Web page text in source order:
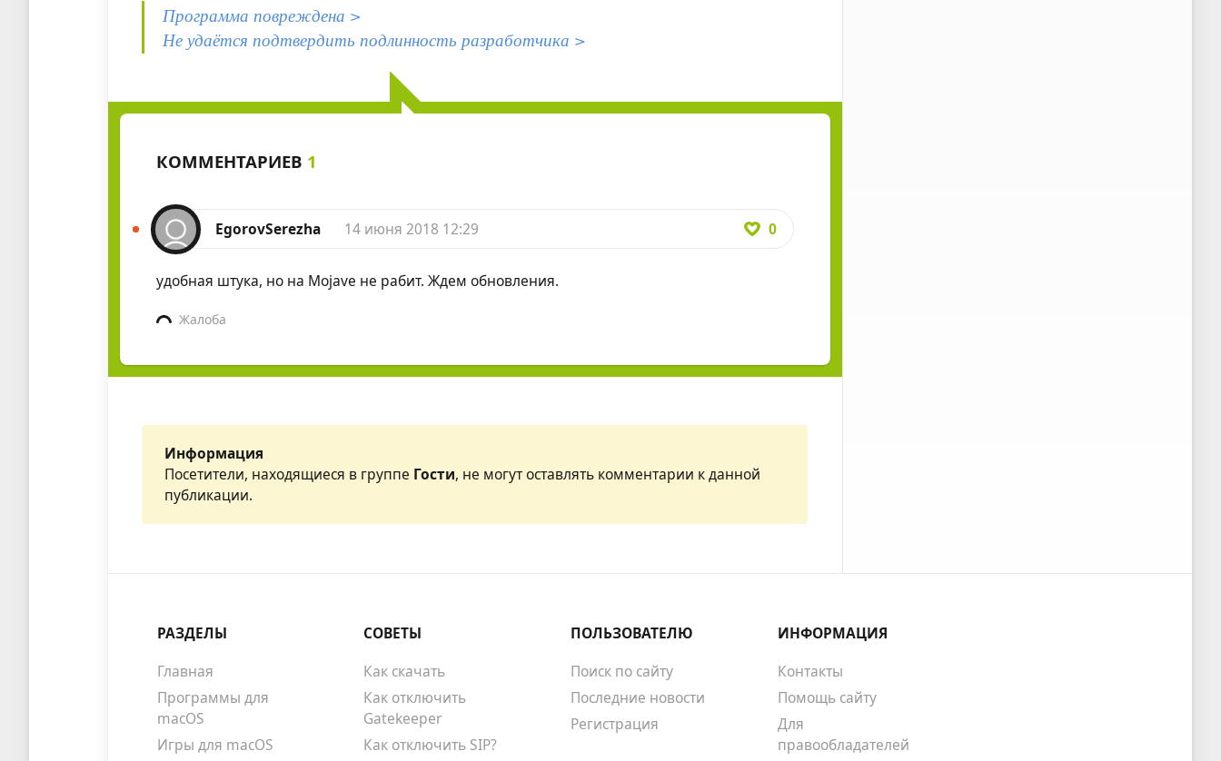
Программа повреждена >
Не удаётся подтвердить подлинность разработчика >
КОММЕНТАРИЕВ 1
EgorovSerezha 14 июня 2018 12:29 0
удобная штука, но на Mojave не рабит. Ждем обновления.
Жалоба
Информация
Посетители, находящиеся в группе Гости, не могут оставлять комментарии к данной
публикации.
РАЗДЕЛЫ
Главная
Программы для
macOS
Игры для macOS
СОВЕТЫ
Как скачать
Как отключить
Gatekeeper
Как отключить SIP?
ПОЛЬЗОВАТЕЛЮ
Поиск по сайту
Последние новости
Регистрация
ИНФОРМАЦИЯ
Контакты
Помощь сайту
Для
правообладателей